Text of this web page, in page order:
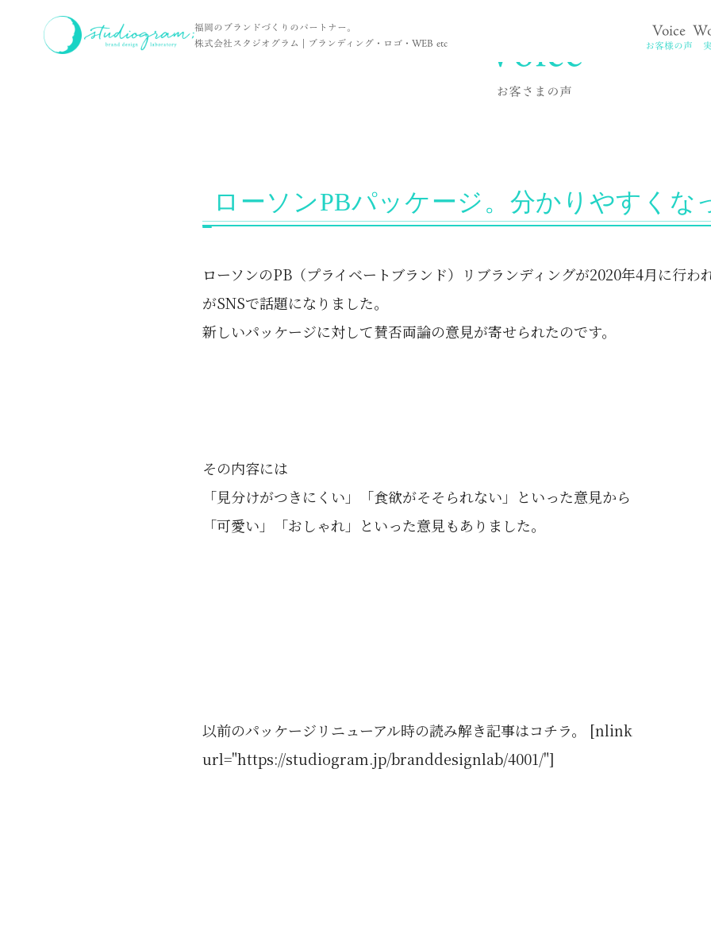
福岡のブランドづくりのパートナー。
株式会社スタジオグラム | ブランディング・ロゴ・WEB etc
Voice
お客様の声
ホーム Voice
お客さまの声
ローソンPBパッケージ。分かりやすくな
ローソンのPB（プライベートブランド）リブランディングが2020年4月に行わ
がSNSで話題になりました。
新しいパッケージに対して賛否両論の意見が寄せられたのです。
その内容には
「見分けがつきにくい」「食欲がそそられない」といった意見から
「可愛い」「おしゃれ」といった意見もありました。
以前のパッケージリニューアル時の読み解き記事はコチラ。 [nlink
url="https://studiogram.jp/branddesignlab/4001/"]